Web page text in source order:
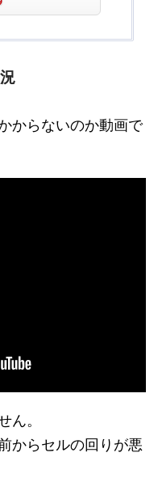
からないのか動画で
ん。
からセルの回りが悪